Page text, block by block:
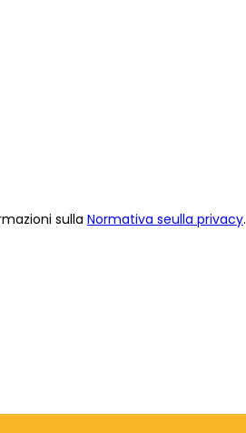
sulla Normativa seulla privacy.